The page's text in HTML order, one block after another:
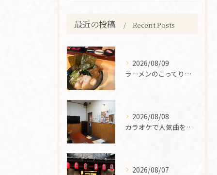
最近の投稿 Recent Posts
2026/08/09
ラーメンのこってり感を極める山梨県で味わう絶品濃厚系の選び方ガイド
2026/08/08
カラオケで人気曲を山梨県甲斐市で選ぶ実践的なポイント解説
2026/08/07